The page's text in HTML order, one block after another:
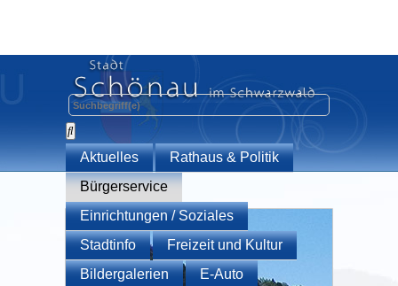
Aktuelles
Rathaus & Politik
Bürgerservice
Einrichtungen / Soziales
Stadtinfo
Freizeit und Kultur
Bildergalerien
E-Auto